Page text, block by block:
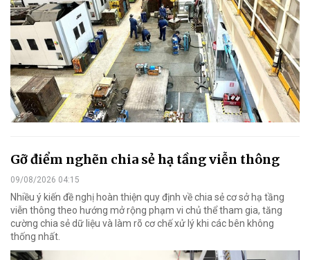
Gỡ điểm nghẽn chia sẻ hạ tầng viễn thông
09/08/2026 04:15
Nhiều ý kiến đề nghị hoàn thiện quy định về chia sẻ cơ sở hạ tầng
viễn thông theo hướng mở rộng phạm vi chủ thể tham gia, tăng
cường chia sẻ dữ liệu và làm rõ cơ chế xử lý khi các bên không
thống nhất.